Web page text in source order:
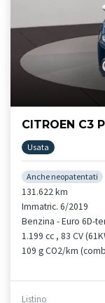
CITROEN C3
Usata
Anche neopatentati
131.622 km
Immatric. 6/2019
Benzina - Euro 6D-
1.199 cc , 83 CV
109 g CO2/km
Listino